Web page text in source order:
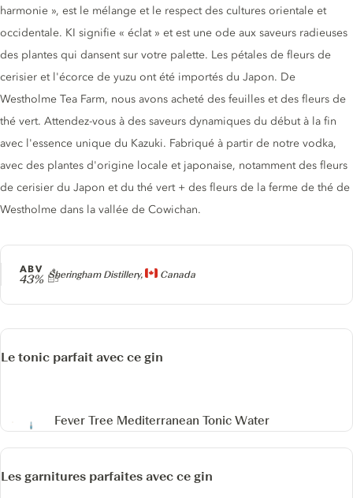
Producteur
Sheringham Distillery, Canada
ABV
43%
harmonie », est le mélange et le respect des cultures orientale et
occidentale. KI signifie « éclat » et est une ode aux saveurs radieuses
des plantes qui dansent sur votre palette. Les pétales de fleurs de
cerisier et l'écorce de yuzu ont été importés du Japon. De
Westholme Tea Farm, nous avons acheté des feuilles et des fleurs de
thé vert. Attendez-vous à des saveurs dynamiques du début à la fin
avec l'essence unique du Kazuki. Fabriqué à partir de notre vodka,
avec des plantes d'origine locale et japonaise, notamment des fleurs
de cerisier du Japon et du thé vert + des fleurs de la ferme de thé de
Westholme dans la vallée de Cowichan.
Le tonic parfait avec ce gin
Fever Tree Mediterranean Tonic Water
Les garnitures parfaites avec ce gin